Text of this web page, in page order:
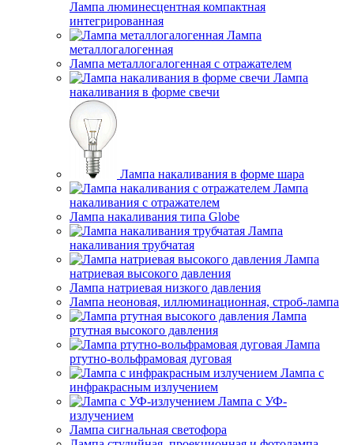
Лампа люминесцентная компактная
интегрированная
Лампа
металлогалогенная
Лампа металлогалогенная с отражателем
Лампа
накаливания в форме свечи
Лампа накаливания в форме шара
Лампа
накаливания с отражателем
Лампа накаливания типа Globe
Лампа
накаливания трубчатая
Лампа
натриевая высокого давления
Лампа натриевая низкого давления
Лампа неоновая, иллюминационная, строб-лампа
Лампа
ртутная высокого давления
Лампа
ртутно-вольфрамовая дуговая
Лампа с
инфракрасным излучением
Лампа с УФ-
излучением
Лампа сигнальная светофора